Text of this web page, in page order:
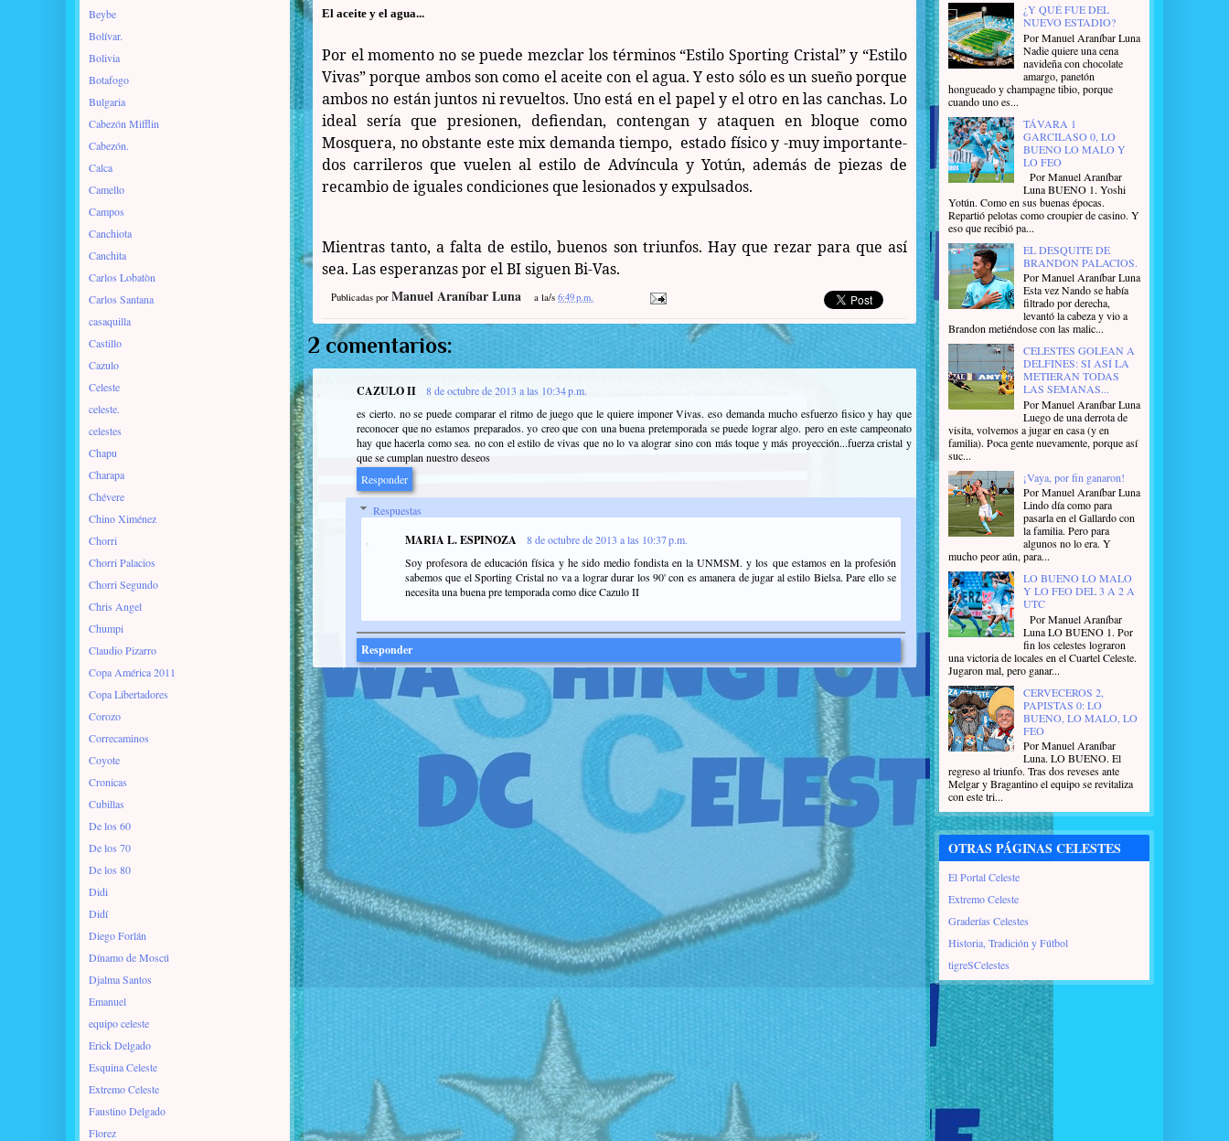
El aceite y el agua...
Por el momento no se puede mezclar los términos “Estilo Sporting Cristal” y “Estilo
Vivas” porque ambos son como el aceite con el agua. Y esto sólo es un sueño porque
ambos no están juntos ni revueltos. Uno está en el papel y el otro en las canchas. Lo
ideal sería que presionen, defiendan, contengan y ataquen en bloque como
Mosquera, no obstante este mix demanda tiempo, estado físico y -muy importante-
dos carrileros que vuelen al estilo de Advíncula y Yotún, además de piezas de
recambio de iguales condiciones que lesionados y expulsados.
Mientras tanto, a falta de estilo, buenos son triunfos. Hay que rezar para que así
sea. Las esperanzas por el BI siguen Bi-Vas.
Publicadas por Manuel Araníbar Luna a la/s 6:49 p.m.
2 comentarios:
CAZULO II
8 de octubre de 2013 a las 10:34 p.m.
es cierto. no se puede comparar el ritmo de juego que le quiere imponer Vivas. eso demanda mucho esfuerzo fisico y hay que
reconocer que no estamos preparados. yo creo que con una buena pretemporada se puede lograr algo. pero en este campeonato
hay que hacerla como sea. no con el estilo de vivas que no lo va alograr sino con más toque y más proyección...fuerza cristal y
que se cumplan nuestro deseos
Responder
Respuestas
MARIA L. ESPINOZA
8 de octubre de 2013 a las 10:37 p.m.
Soy profesora de educación física y he sido medio fondista en la UNMSM. y los que estamos en la profesión
sabemos que el Sporting Cristal no va a lograr durar los 90' con es amanera de jugar al estilo Bielsa. Pare ello se
necesita una buena pre temporada como dice Cazulo II
Responder
Beybe
Bolívar.
Bolivia
Botafogo
Bulgaria
Cabezón Mifflin
Cabezón.
Calca
Camello
Campos
Canchiota
Canchita
Carlos Lobatòn
Carlos Santana
casaquilla
Castillo
Cazulo
Celeste
celeste.
celestes
Chapu
Charapa
Chévere
Chino Ximénez
Chorri
Chorri Palacios
Chorri Segundo
Chris Angel
Chumpi
Claudio Pizarro
Copa América 2011
Copa Libertadores
Corozo
Correcaminos
Coyote
Cronicas
Cubillas
De los 60
De los 70
De los 80
Didi
Didí
Diego Forlán
Dínamo de Moscú
Djalma Santos
Emanuel
equipo celeste
Erick Delgado
Esquina Celeste
Extremo Celeste
Faustino Delgado
Florez
¿Y QUÉ FUE DEL
NUEVO ESTADIO?
Por Manuel Araníbar Luna
Nadie quiere una cena
navideña con chocolate
amargo, panetón
hongueado y champagne tibio, porque
cuando uno es...
TÁVARA 1
GARCILASO 0, LO
BUENO LO MALO Y
LO FEO
Por Manuel Araníbar
Luna BUENO 1. Yoshi
Yotún. Como en sus buenas épocas.
Repartió pelotas como croupier de casino. Y
eso que recibió pa...
EL DESQUITE DE
BRANDON PALACIOS.
Por Manuel Araníbar Luna
Esta vez Nando se había
filtrado por derecha,
levantó la cabeza y vio a
Brandon metiéndose con las malic...
CELESTES GOLEAN A
DELFINES: SI ASÍ LA
METIERAN TODAS
LAS SEMANAS...
Por Manuel Araníbar Luna
Luego de una derrota de
visita, volvemos a jugar en casa (y en
familia). Poca gente nuevamente, porque así
suc...
¡Vaya, por fin ganaron!
Por Manuel Araníbar Luna
Lindo día como para
pasarla en el Gallardo con
la familia. Pero para
algunos no lo era. Y
mucho peor aún, para...
LO BUENO LO MALO
Y LO FEO DEL 3 A 2 A
UTC
Por Manuel Araníbar
Luna LO BUENO 1. Por
fin los celestes lograron
una victoria de locales en el Cuartel Celeste.
Jugaron mal, pero ganar...
CERVECEROS 2,
PAPISTAS 0: LO
BUENO, LO MALO, LO
FEO
Por Manuel Araníbar
Luna. LO BUENO. El
regreso al triunfo. Tras dos reveses ante
Melgar y Bragantino el equipo se revitaliza
con este tri...
OTRAS PÁGINAS CELESTES
El Portal Celeste
Extremo Celeste
Graderías Celestes
Historia, Tradición y Fútbol
tigreSCelestes